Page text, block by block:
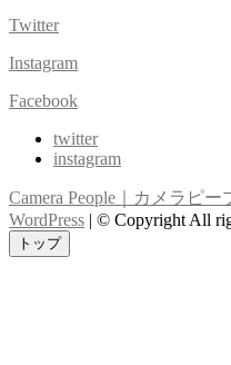
Twitter
Instagram
Facebook
twitter
instagram
Camera People｜カメラピー
WordPress | © Copyright All
トップ